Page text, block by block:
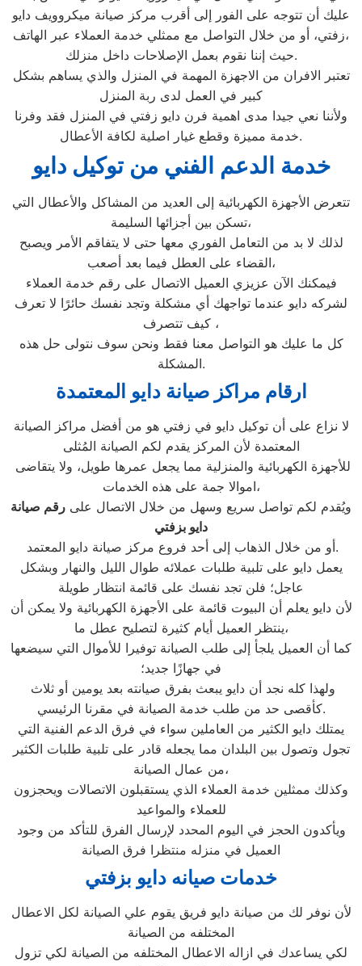
عليك أن تتوجه على الفور إلى أقرب مركز صيانة ميكروويف دايو
زفتي، أو من خلال التواصل مع ممثلي خدمة العملاء عبر الهاتف،
حيث إننا نقوم بعمل الإصلاحات داخل منزلك.
تعتبر الافران من الاجهزة المهمة في المنزل والذي يساهم بشكل
كبير في العمل لدى ربة المنزل
ولأننا نعي جيدا مدى اهمية فرن دايو زفتي في المنزل فقد وفرنا
خدمة مميزة وقطع غيار اصلية لكافة الأعطال.
خدمة الدعم الفني من توكيل دايو
تتعرض الأجهزة الكهربائية إلى العديد من المشاكل والأعطال التي
تسكن بين أجزائها السليمة،
لذلك لا بد من التعامل الفوري معها حتى لا يتفاقم الأمر ويصبح
القضاء على العطل فيما بعد أصعب،
فيمكنك الآن عزيزي العميل الاتصال على رقم خدمة العملاء
لشركه دايو عندما تواجهك أي مشكلة وتجد نفسك حائرًا لا تعرف
كيف تتصرف ،
كل ما عليك هو التواصل معنا فقط ونحن سوف نتولى حل هذه
المشكلة.
ارقام مراكز صيانة دايو المعتمدة
لا نزاع على أن توكيل دايو في زفتي هو من أفضل مراكز الصيانة
المعتمدة لأن المركز يقدم لكم الصيانة المُثلى
اموالا جمة على هذه الخدمات،
ويُقدم لكم تواصل سريع وسهل من خلال الاتصال على رقم صيانة
دايو بزفتي
أو من خلال الذهاب إلى أحد فروع مركز صيانة دايو المعتمد.
يعمل دايو على تلبية طلبات عملائه طوال الليل والنهار وبشكل
عاجل؛ فلن تجد نفسك على قائمة انتظار طويلة
لأن دايو يعلم أن البيوت قائمة على الأجهزة الكهربائية ولا يمكن أن
ينتظر العميل أيام كثيرة لتصليح عطل ما،
كما أن العميل يلجأ إلى طلب الصيانة توفيرا للأموال التي سيضعها
في جهازًا جديد؛
كأقصى حد من طلب خدمة الصيانة في مقرنا الرئيسي.
يمتلك دايو الكثير من العاملين سواء في فرق الدعم الفنية التي
تجول وتصول بين البلدان مما يجعله قادر على تلبية طلبات الكثير
من عمال الصيانة،
وكذلك ممثلين خدمة العملاء الذي يستقبلون الاتصالات ويحجزون
للعملاء والمواعيد
ويأكدون الحجز في اليوم المحدد لإرسال الفرق للتأكد من وجود
العميل في منزله منتظرا فرق الصيانة
خدمات صيانه دايو بزفتي
لأن نوفر لك من صيانة دايو فريق يقوم علي الصيانة لكل الاعطال
المختلفه من الصيانة
لكي يساعدك في ازاله الاعطال المختلفه من الصيانة لكي تزول